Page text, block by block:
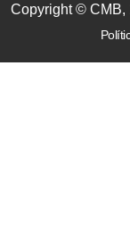
Copyright © CMB,